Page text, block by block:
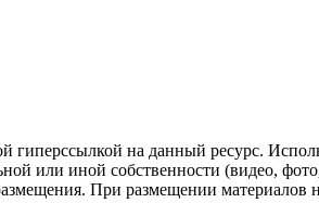
гиперссылкой на данный ресурс.
или иной собственности (видео,
При размещении материалов